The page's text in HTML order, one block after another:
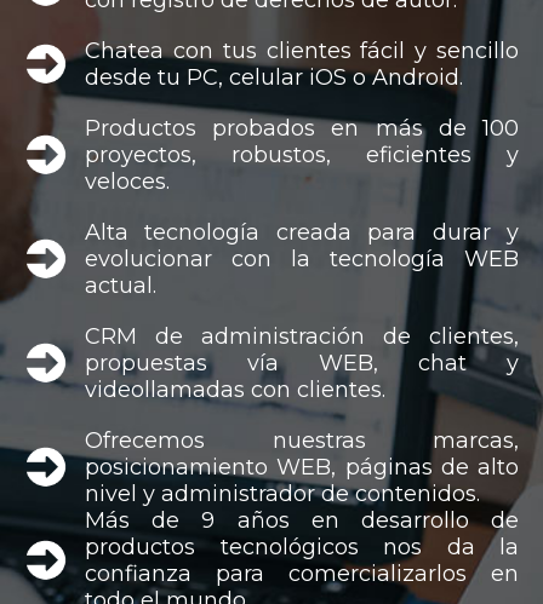
Chatea con tus clientes fácil y sencillo
desde tu PC, celular iOS o Android.
Productos probados en más de 100
proyectos, robustos, eficientes y
veloces.
Alta tecnología creada para durar y
evolucionar con la tecnología WEB
actual.
CRM de administración de clientes,
propuestas vía WEB, chat y
videollamadas con clientes.
Ofrecemos nuestras marcas,
posicionamiento WEB, páginas de alto
nivel y administrador de contenidos.
Más de 9 años en desarrollo de
productos tecnológicos nos da la
confianza para comercializarlos en